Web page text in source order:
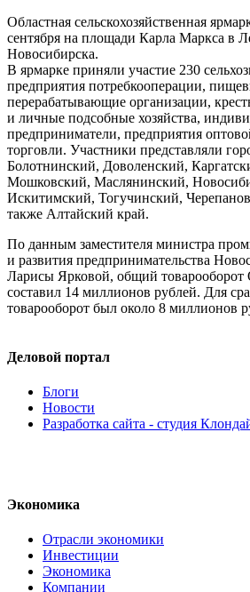
Областная сельскохозяйственная
сентября на площади Карла Маркса в
Новосибирска.
В ярмарке приняли участие 230
предприятия потребкооперации,
перерабатывающие организации,
и личные подсобные хозяйства,
предприниматели, предприятия
торговли. Участники представляли
Болотнинский, Доволенский,
Мошковский, Маслянинский,
Искитимский, Тогучинский,
также Алтайский край.
По данным заместителя министра
и развития предпринимательства
Ларисы Ярковой, общий товарооборот
составил 14 миллионов рублей. Для
товарооборот был около 8 миллионов
Деловой портал
Блоги
Новости
Разработка сайта - студия
Экономика
Отрасли экономики
Инвестиции
Экономика
Компании